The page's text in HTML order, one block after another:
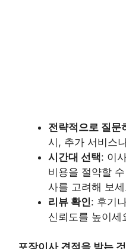
전략적으로 질문
시, 추가 서비스
시간대 선택: 이
비용을 절약할
사를 고려해 보
리뷰 확인: 후기
신뢰도를 높이세